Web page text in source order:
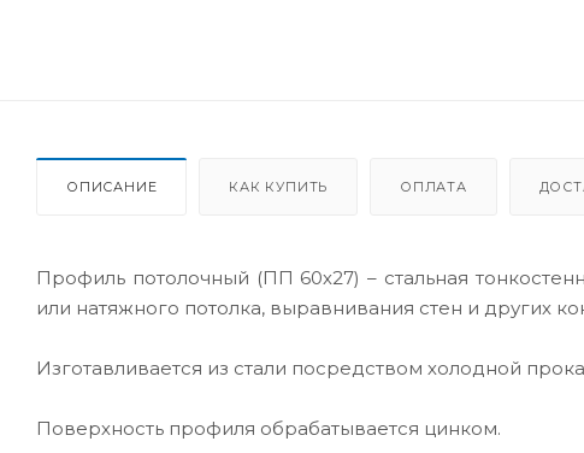
ОПИСАНИЕ КАК КУПИТЬ ОПЛАТА
Профиль потолочный (ПП 60х27) – стальная
или натяжного потолка, выравнивания стен и других
Изготавливается из стали посредством холодной
Поверхность профиля обрабатывается цинком.